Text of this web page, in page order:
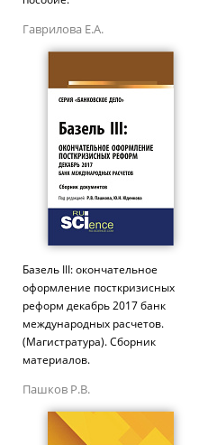
Гаврилова Е.А.
Базель III: окончательное
оформление посткризисных
реформ декабрь 2017 банк
международных расчетов.
(Магистратура). Сборник
материалов.
Пашков Р.В.